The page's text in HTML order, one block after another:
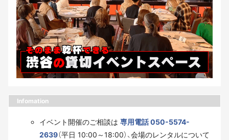
Infomation
イベント開催のご相談は 専用電話 050-5574-
2639（平日 10:00～18:00）、会場のレンタルについて